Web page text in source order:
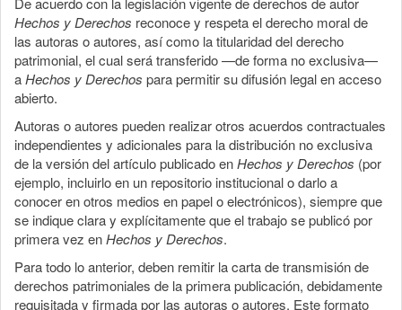
Hechos y Derechos reconoce y respeta el derecho moral de
las autoras o autores, así como la titularidad del derecho
patrimonial, el cual será transferido —de forma no exclusiva—
aHechos y Derechos para permitir su difusión legal en acceso
abierto.
Autoras o autores pueden realizar otros acuerdos contractuales
independientes y adicionales para la distribución no exclusiva
de la versión del artículo publicado enHechos y Derechos (por
ejemplo, incluirlo en un repositorio institucional o darlo a
conocer en otros medios en papel o electrónicos), siempre que
se indique clara y explícitamente que el trabajo se publicó por
primera vez enHechos y Derechos.
Para todo lo anterior, deben remitir la carta de transmisión de
derechos patrimoniales de la primera publicación, debidamente
requisitada y firmada por las autoras o autores. Este formato